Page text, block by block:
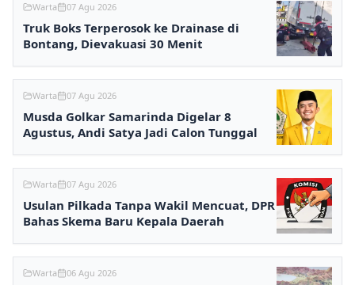
Warta 07 Agu 2026
Truk Boks Terperosok ke Drainase di
Bontang, Dievakuasi 30 Menit
Warta 07 Agu 2026
Musda Golkar Samarinda Digelar 8
Agustus, Andi Satya Jadi Calon Tunggal
Warta 07 Agu 2026
Usulan Pilkada Tanpa Wakil Mencuat, DPR
Bahas Skema Baru Kepala Daerah
Warta 06 Agu 2026